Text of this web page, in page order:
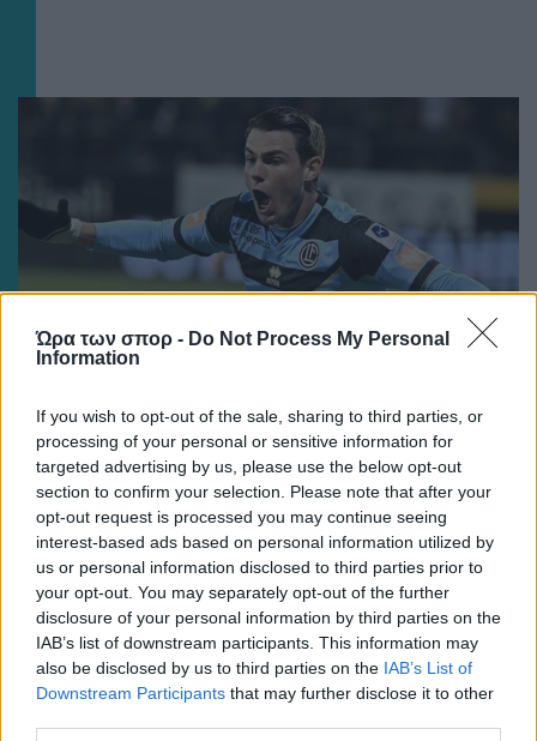
Ώρα των σπορ - Do Not Process My Personal
Information
If you wish to opt-out of the sale, sharing to third parties, or
processing of your personal or sensitive information for
targeted advertising by us, please use the below opt-out
section to confirm your selection. Please note that after your
opt-out request is processed you may continue seeing
interest-based ads based on personal information utilized by
us or personal information disclosed to third parties prior to
your opt-out. You may separately opt-out of the further
disclosure of your personal information by third parties on the
IAB’s list of downstream participants. This information may
also be disclosed by us to third parties on the IAB’s List of
Downstream Participants that may further disclose it to other
ΔΙΕΘΝΗ
Ο Κούτσιας «σφράγισε» τη νίκη της Λουγκάνο κόντρα
στη Γιουνγκ Μπόις